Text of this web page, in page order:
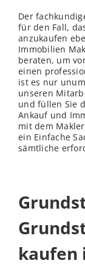
Der
für den Fall,
anzukaufen
Immobilien
beraten, um
einen
ist es nur
unseren
und füllen Sie
Ankauf und
mit dem
ein Einfache
sämtliche
kaufen